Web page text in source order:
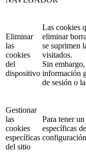
Eliminar
las
cookies
del
dispositivo
Las cookies
eliminar
se suprimen
visitados.
Sin
información
de sesión o
Gestionar
las
cookies
específicas
del sitio
Para tener
específicas